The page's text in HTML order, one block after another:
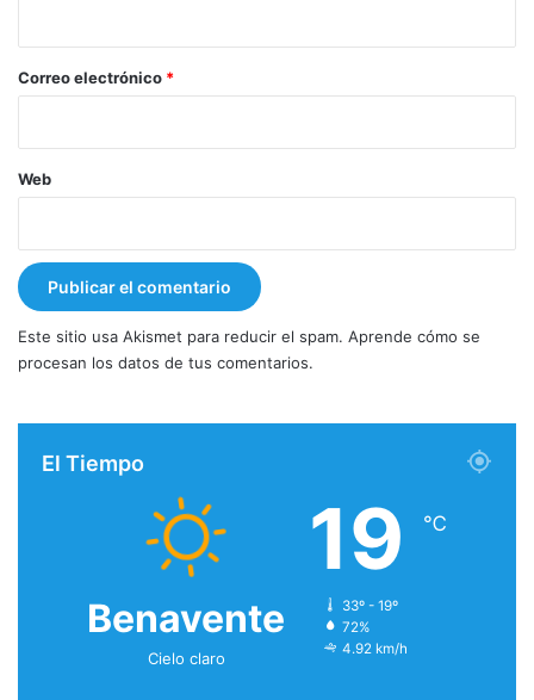
*
Correo electrónico *
Web
Este sitio usa Akismet para reducir el spam. Aprende cómo se
procesan los datos de tus comentarios.
El Tiempo
Benavente
Cielo claro
19 ℃
33º - 19º
72%
4.92 km/h